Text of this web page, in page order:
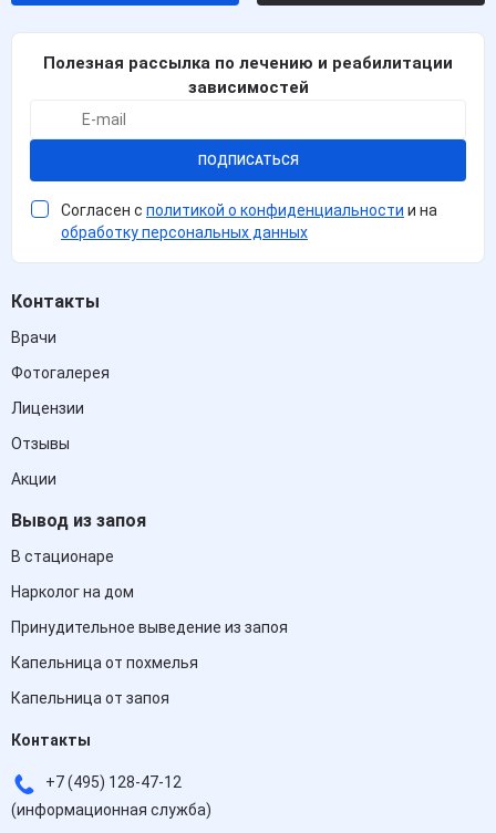
Полезная рассылка по лечению и реабилитации
зависимостей
ПОДПИСАТЬСЯ
Согласен с политикой о конфиденциальности и на
обработку персональных данных
Контакты
Врачи
Фотогалерея
Лицензии
Отзывы
Акции
Вывод из запоя
В стационаре
Нарколог на дом
Принудительное выведение из запоя
Капельница от похмелья
Капельница от запоя
Контакты
+7 (495) 128-47-12
(информационная служба)